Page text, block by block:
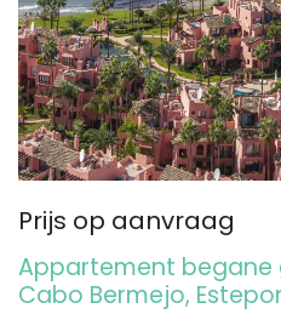
Prijs op aanvraag
Appartement begane
Cabo Bermejo,